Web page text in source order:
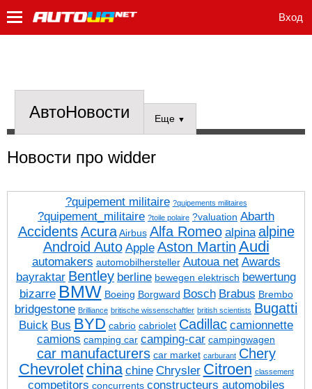
Вход
АвтоНовости Еще ▼
Новости про widder
?quipement militaire ?quipements militaires
?quipement_militaire ?toile polaire ?valuation Abarth
Accidents Acura Airbus Alfa Romeo alpina alpine
Android Auto Apple Aston Martin Audi
automakers automobilhersteller Autoua net Awards
bayraktar Bentley berline bewegen elektrisch bewertung
bizarre BMW Boeing Borgward Bosch Brabus Brembo
bridgestone Brilliance britische wissenschaftler british scientists Bugatti
Buick Bus BYD cabrio cabriolet Cadillac camionnette
camions camping car camping-car campingwagen
car manufacturers car market carburant Chery
Chevrolet china chine Chrysler Citroen classement
competitors concurrents constructeurs automobiles